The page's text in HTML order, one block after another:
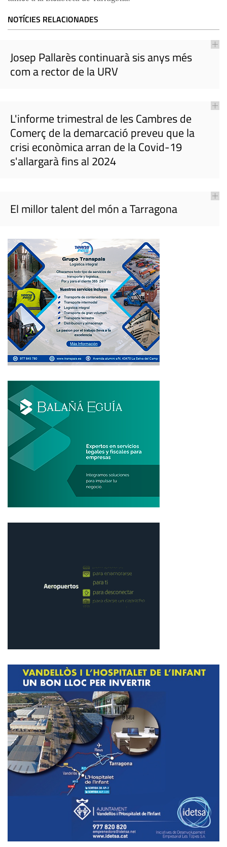
NOTÍCIES RELACIONADES
Josep Pallarès continuarà sis anys més
com a rector de la URV
L'informe trimestral de les Cambres de
Comerç de la demarcació preveu que la
crisi econòmica arran de la Covid-19
s'allargarà fins al 2024
El millor talent del món a Tarragona